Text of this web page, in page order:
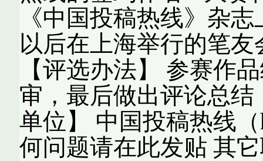
《中国投稿热线》杂
以后在上海举行的笔
【评选办法】 参赛作
审，最后做出评论总
单位】 中国投稿热线（
何问题请在此发贴 其